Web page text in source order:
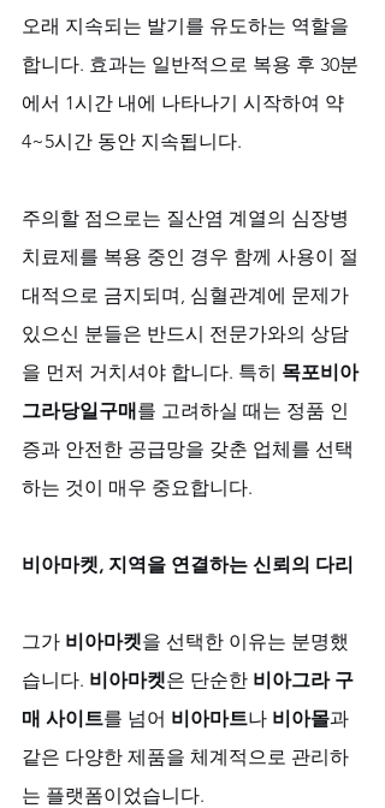
오래 지속되는 발기를 유도하는 역할을
합니다. 효과는 일반적으로 복용 후 30분
에서 1시간 내에 나타나기 시작하여 약
4~5시간 동안 지속됩니다.
주의할 점으로는 질산염 계열의 심장병
치료제를 복용 중인 경우 함께 사용이 절
대적으로 금지되며, 심혈관계에 문제가
있으신 분들은 반드시 전문가와의 상담
을 먼저 거치셔야 합니다. 특히 목포비아
그라당일구매를 고려하실 때는 정품 인
증과 안전한 공급망을 갖춘 업체를 선택
하는 것이 매우 중요합니다.
비아마켓, 지역을 연결하는 신뢰의 다리
그가 비아마켓을 선택한 이유는 분명했
습니다. 비아마켓은 단순한 비아그라 구
매 사이트를 넘어 비아마트나 비아몰과
같은 다양한 제품을 체계적으로 관리하
는 플랫폼이었습니다.